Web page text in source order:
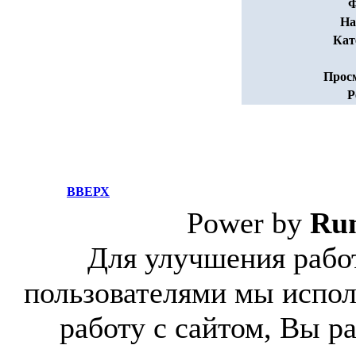
ВВЕРХ
Power by
Для улучшения
пользователями мы
работу с сайтом, Вы